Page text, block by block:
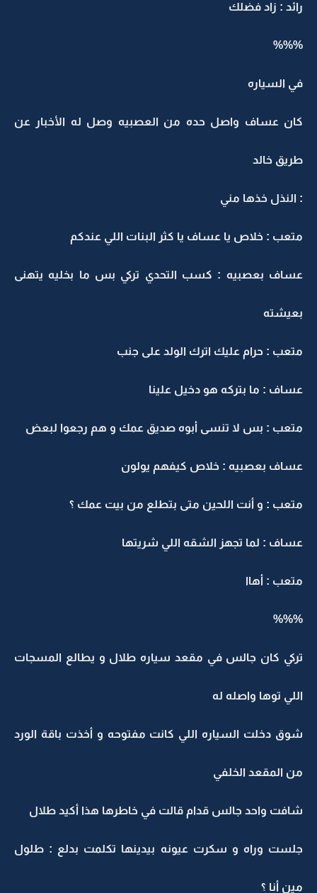
رائد : زاد فضلك
%%%
في السياره
كان عساف واصل حده من العصبيه وصل له الأخبار عن
طريق خالد
: النذل خذها مني
متعب : خلاص يا عساف يا كثر البنات اللي عندكم
عساف بعصبيه : كسب التحدي تركي بس ما بخليه يتهنى
بعيشته
متعب : حرام عليك اترك الولد على جنب
عساف : ما بتركه هو دخيل علينا
متعب : بس لا تنسى أبوه صديق عمك و هم رجعوا لبعض
عساف بعصبيه : خلاص كيفهم يولون
متعب : و أنت اللحين متى بتطلع من بيت عمك ؟
عساف : لما تجهز الشقه اللي شريتها
متعب : أهاا
%%%
تركي كان جالس في مقعد سياره طلال و يطالع المسجات
اللي توها واصله له
شوق دخلت السياره اللي كانت مفتوحه و أخذت باقة الورد
من المقعد الخلفي
شافت واحد جالس قدام قالت في خاطرها هذا أكيد طلال
جلست وراه و سكرت عيونه بيدينها تكلمت بدلع : طلول
مين أنا ؟